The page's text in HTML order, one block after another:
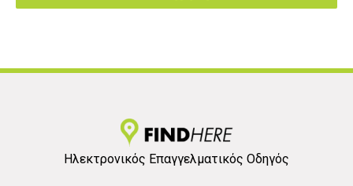
Ηλεκτρονικός Επαγγελματικός Οδηγός